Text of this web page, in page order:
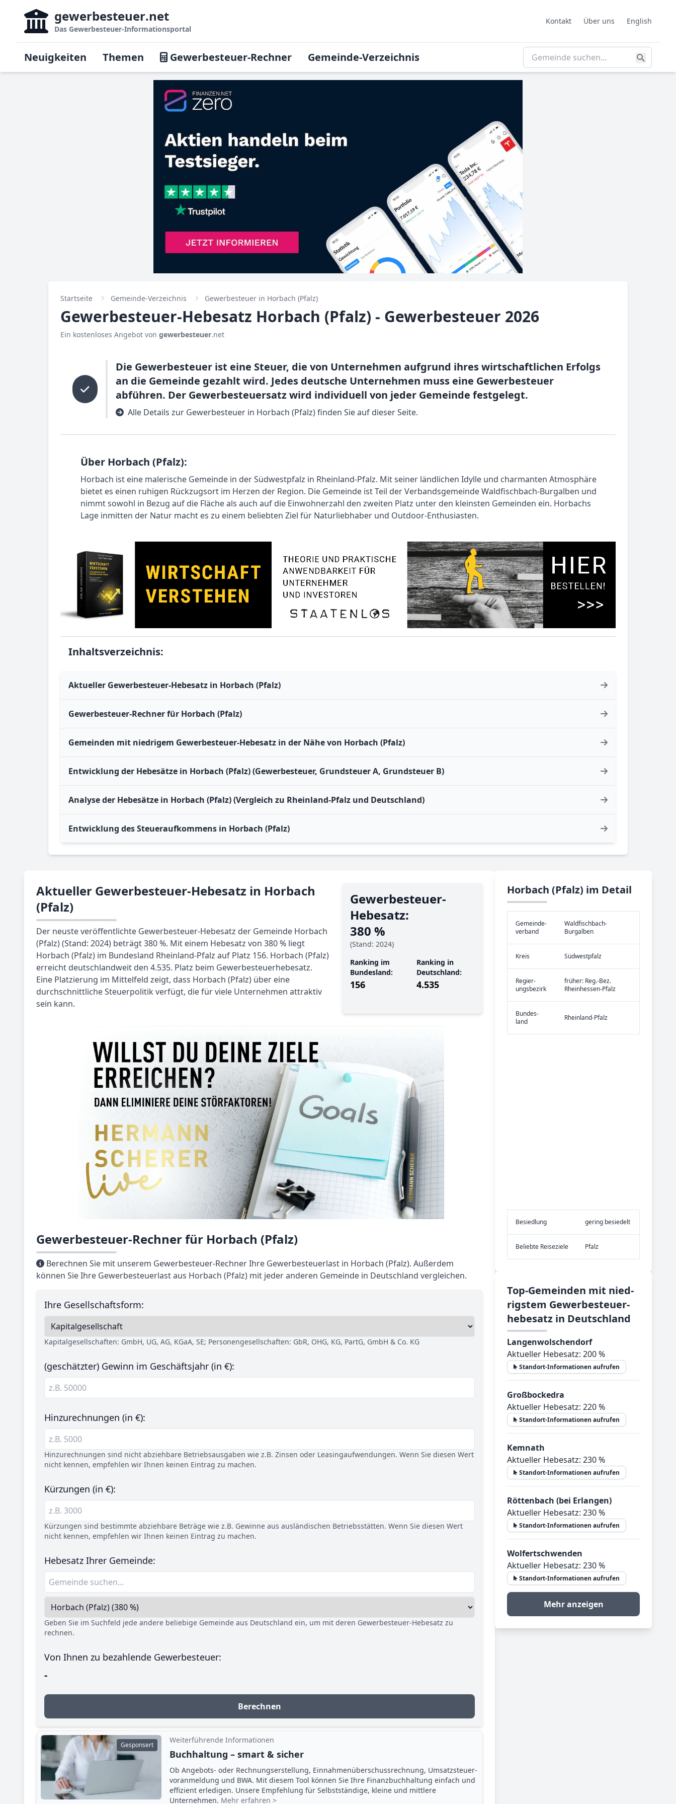
gewerbesteuer.net
Das Gewerbesteuer-Informationsportal
Kontakt Über uns English
Neuigkeiten Themen Gewerbesteuer-Rechner Gemeinde-Verzeichnis
Startseite Gemeinde-Verzeichnis Gewerbesteuer in Horbach (Pfalz)
Gewerbesteuer-Hebesatz Horbach (Pfalz) - Gewerbesteuer 2026
Ein kostenloses Angebot von gewerbesteuer.net
Die Gewerbesteuer ist eine Steuer, die von Unternehmen aufgrund ihres wirtschaftlichen Erfolgs
an die Gemeinde gezahlt wird. Jedes deutsche Unternehmen muss eine Gewerbesteuer
abführen. Der Gewerbesteuersatz wird individuell von jeder Gemeinde festgelegt.
Alle Details zur Gewerbesteuer in Horbach (Pfalz) finden Sie auf dieser Seite.
Über Horbach (Pfalz):
Horbach ist eine malerische Gemeinde in der Südwestpfalz in Rheinland-Pfalz. Mit seiner ländlichen Idylle und charmanten Atmosphäre
bietet es einen ruhigen Rückzugsort im Herzen der Region. Die Gemeinde ist Teil der Verbandsgemeinde Waldfischbach-Burgalben und
nimmt sowohl in Bezug auf die Fläche als auch auf die Einwohnerzahl den zweiten Platz unter den kleinsten Gemeinden ein. Horbachs
Lage inmitten der Natur macht es zu einem beliebten Ziel für Naturliebhaber und Outdoor-Enthusiasten.
Inhaltsverzeichnis:
Aktueller Gewerbesteuer-Hebesatz in Horbach (Pfalz)
Gewerbesteuer-Rechner für Horbach (Pfalz)
Gemeinden mit niedrigem Gewerbesteuer-Hebesatz in der Nähe von Horbach (Pfalz)
Entwicklung der Hebesätze in Horbach (Pfalz) (Gewerbesteuer, Grundsteuer A, Grundsteuer B)
Analyse der Hebesätze in Horbach (Pfalz) (Vergleich zu Rheinland-Pfalz und Deutschland)
Entwicklung des Steueraufkommens in Horbach (Pfalz)
Aktueller Gewerbesteuer-Hebesatz in Horbach
(Pfalz)
Der neuste veröffentlichte Gewerbesteuer-Hebesatz der Gemeinde Horbach
(Pfalz) (Stand: 2024) beträgt 380 %. Mit einem Hebesatz von 380 % liegt
Horbach (Pfalz) im Bundesland Rheinland-Pfalz auf Platz 156. Horbach (Pfalz)
erreicht deutschlandweit den 4.535. Platz beim Gewerbesteuerhebesatz.
Eine Platzierung im Mittelfeld zeigt, dass Horbach (Pfalz) über eine
durchschnittliche Steuerpolitik verfügt, die für viele Unternehmen attraktiv
sein kann.
Gewerbe­steuer-
Hebe­satz:
380 %
(Stand: 2024)
Ranking im
Bundesland:
156
Ranking in
Deutschland:
4.535
Gewerbesteuer-Rechner für Horbach (Pfalz)
Berechnen Sie mit unserem Gewerbesteuer-Rechner Ihre Gewerbesteuerlast in Horbach (Pfalz). Außerdem
können Sie Ihre Gewerbesteuerlast aus Horbach (Pfalz) mit jeder anderen Gemeinde in Deutschland vergleichen.
Ihre Gesellschaftsform:
Kapitalgesellschaften: GmbH, UG, AG, KGaA, SE; Personengesellschaften: GbR, OHG, KG, PartG, GmbH & Co. KG
(geschätzter) Gewinn im Geschäftsjahr (in €):
Hinzurechnungen (in €):
Hinzurechnungen sind nicht abziehbare Betriebsausgaben wie z.B. Zinsen oder Leasingaufwendungen. Wenn Sie diesen Wert
nicht kennen, empfehlen wir Ihnen keinen Eintrag zu machen.
Kürzungen (in €):
Kürzungen sind bestimmte abziehbare Beträge wie z.B. Gewinne aus ausländischen Betriebsstätten. Wenn Sie diesen Wert
nicht kennen, empfehlen wir Ihnen keinen Eintrag zu machen.
Hebesatz Ihrer Gemeinde:
Geben Sie im Suchfeld jede andere beliebige Gemeinde aus Deutschland ein, um mit deren Gewerbesteuer-Hebesatz zu
rechnen.
Von Ihnen zu bezahlende Gewerbesteuer:
-
Berechnen
Gesponsert
Weiterführende Informationen
Buchhaltung – smart & sicher
Ob Angebots- oder Rechnungserstellung, Einnahmenüberschuss­rechnung, Umsatzsteuer­
voranmeldung und BWA. Mit diesem Tool können Sie Ihre Finanz­buchhaltung einfach und
effizient erledigen. Unsere Empfehlung für Selbstständige, kleine und mittlere
Unternehmen. Mehr erfahren >
Horbach (Pfalz) im Detail
Gemeinde­
verband
Waldfischbach-
Burgalben
Kreis Südwestpfalz
Re­gier­
ungs­bezirk
früher: Reg.-Bez.
Rheinhessen-Pfalz
Bundes­
land
Rheinland-Pfalz
Be­sied­lung gering besiedelt
Be­lieb­te Rei­se­zie­le Pfalz
Top-­Ge­mein­den mit nied­
rig­stem Ge­wer­be­steu­er­
he­be­satz in Deutsch­land
Langenwolschendorf
Aktueller Hebesatz: 200 %
Standort-Informationen aufrufen
Großbockedra
Aktueller Hebesatz: 220 %
Standort-Informationen aufrufen
Kemnath
Aktueller Hebesatz: 230 %
Standort-Informationen aufrufen
Röttenbach (bei Erlangen)
Aktueller Hebesatz: 230 %
Standort-Informationen aufrufen
Wolfertschwenden
Aktueller Hebesatz: 230 %
Standort-Informationen aufrufen
Mehr anzeigen